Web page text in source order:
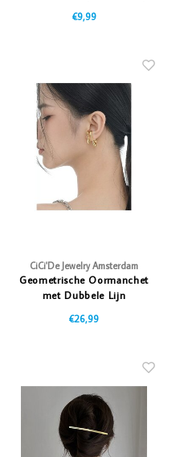
€9,99
CiCi'De Jewelry Amsterdam
Geometrische Oormanchet
met Dubbele Lijn
€26,99